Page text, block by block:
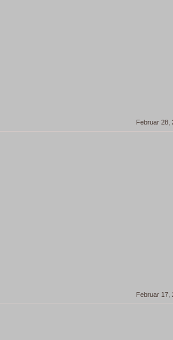
Februar 28,
Februar 17,